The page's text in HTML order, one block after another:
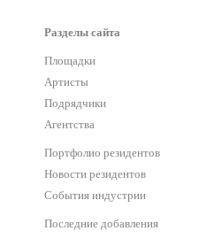
классы
25 активностей! Смета за 15 минут!
второй заказ контента со скидкой в 15%
БАР от 50 000 р.
Разделы сайта
Площадки
Артисты
Подрядчики
Агентства
Портфолио резидентов
Новости резидентов
События индустрии
Последние добавления